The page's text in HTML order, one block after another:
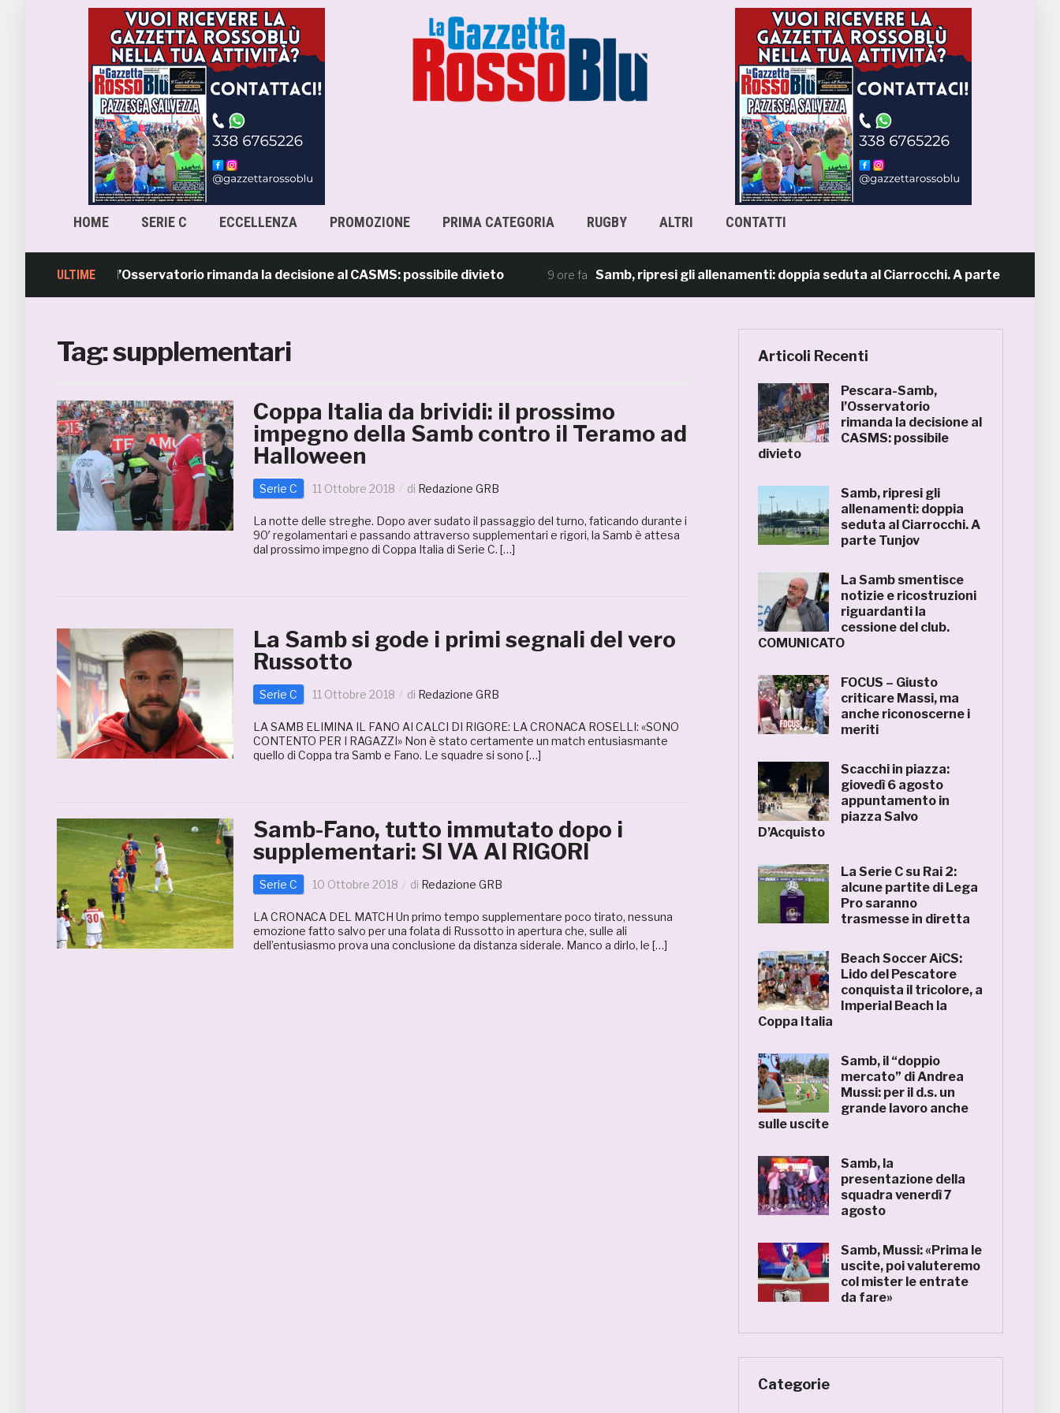
HOME SERIE C ECCELLENZA PROMOZIONE PRIMA CATEGORIA RUGBY ALTRI CONTATTI
ULTIME
Samb, l’Osservatorio rimanda la decisione al CASMS: possibile divieto 9 ore fa Samb, ripresi gli allenamenti: doppia seduta al Ciarrocchi. A parte Tunjov
Tag:supplementari
Coppa Italia da brividi: il prossimo
impegno della Samb contro il Teramo ad
Halloween
Serie C 11 Ottobre 2018 di Redazione GRB
La notte delle streghe. Dopo aver sudato il passaggio del turno, faticando durante i
90′ regolamentari e passando attraverso supplementari e rigori, la Samb è attesa
dal prossimo impegno di Coppa Italia di Serie C. […]
La Samb si gode i primi segnali del vero
Russotto
Serie C 11 Ottobre 2018 di Redazione GRB
LA SAMB ELIMINA IL FANO AI CALCI DI RIGORE: LA CRONACA ROSELLI: «SONO
CONTENTO PER I RAGAZZI» Non è stato certamente un match entusiasmante
quello di Coppa tra Samb e Fano. Le squadre si sono […]
Samb-Fano, tutto immutato dopo i
supplementari: SI VA AI RIGORI
Serie C 10 Ottobre 2018 di Redazione GRB
LA CRONACA DEL MATCH Un primo tempo supplementare poco tirato, nessuna
emozione fatto salvo per una folata di Russotto in apertura che, sulle ali
dell’entusiasmo prova una conclusione da distanza siderale. Manco a dirlo, le […]
Articoli Recenti
Pescara-Samb,
l’Osservatorio
rimanda la decisione al
CASMS: possibile
divieto
Samb, ripresi gli
allenamenti: doppia
seduta al Ciarrocchi. A
parte Tunjov
La Samb smentisce
notizie e ricostruzioni
riguardanti la
cessione del club.
COMUNICATO
FOCUS – Giusto
criticare Massi, ma
anche riconoscerne i
meriti
Scacchi in piazza:
giovedì 6 agosto
appuntamento in
piazza Salvo
D’Acquisto
La Serie C su Rai 2:
alcune partite di Lega
Pro saranno
trasmesse in diretta
Beach Soccer AiCS:
Lido del Pescatore
conquista il tricolore, a
Imperial Beach la
Coppa Italia
Samb, il “doppio
mercato” di Andrea
Mussi: per il d.s. un
grande lavoro anche
sulle uscite
Samb, la
presentazione della
squadra venerdì 7
agosto
Samb, Mussi: «Prima le
uscite, poi valuteremo
col mister le entrate
da fare»
Categorie